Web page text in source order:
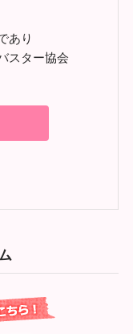
あり
スター協会